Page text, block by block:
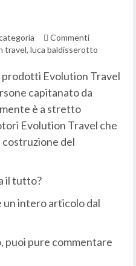
Commenti
travel, luca baldisserotto
prodotti Evolution Travel
capitanato da
è a stretto
Evolution Travel che
costruzione del
il tutto?
un intero articolo dal
puoi pure commentare